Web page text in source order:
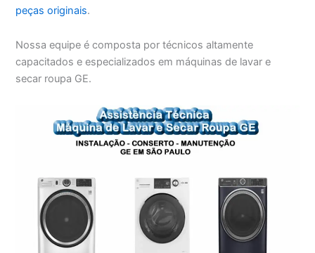
peças originais.
Nossa equipe é composta por técnicos altamente
capacitados e especializados em máquinas de lavar e
secar roupa GE.